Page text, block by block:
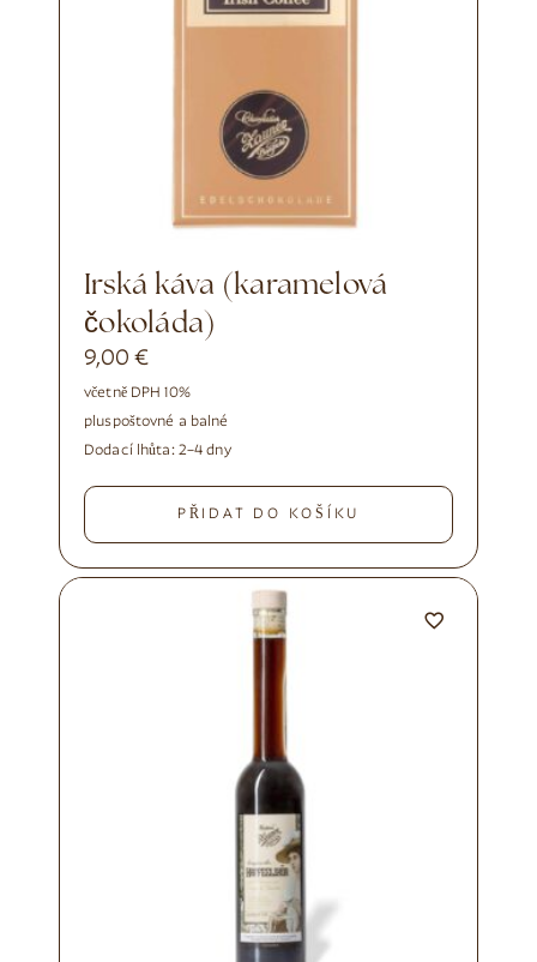
Irská káva (karamelová
čokoláda)
9,00€
včetně DPH 10%
pluspoštovné a balné
Dodací lhůta: 2–4 dny
PŘIDAT DO KOŠÍKU